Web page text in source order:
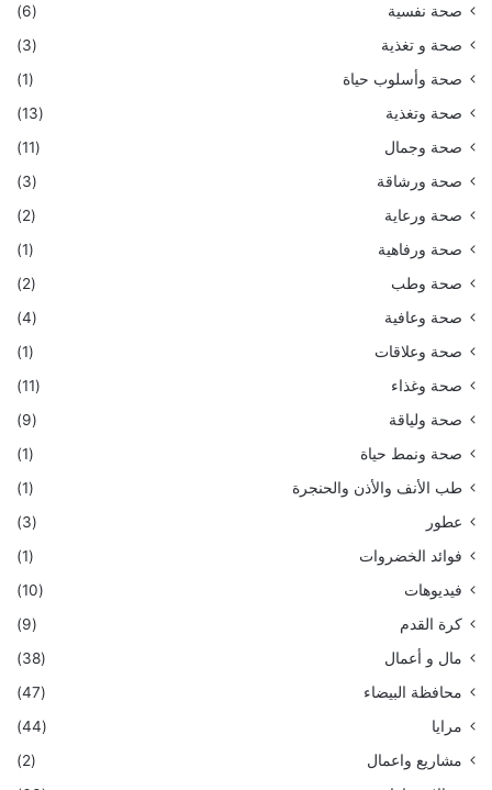
صحة نفسية
(6)
صحة و تغذية
(3)
صحة وأسلوب حياة
(1)
صحة وتغذية
(13)
صحة وجمال
(11)
صحة ورشاقة
(3)
صحة ورعاية
(2)
صحة ورفاهية
(1)
صحة وطب
(2)
صحة وعافية
(4)
صحة وعلاقات
(1)
صحة وغذاء
(11)
صحة ولياقة
(9)
صحة ونمط حياة
(1)
طب الأنف والأذن والحنجرة
(1)
عطور
(3)
فوائد الخضروات
(1)
فيديوهات
(10)
كرة القدم
(9)
مال و أعمال
(38)
محافظة البيضاء
(47)
مرايا
(44)
مشاريع واعمال
(2)